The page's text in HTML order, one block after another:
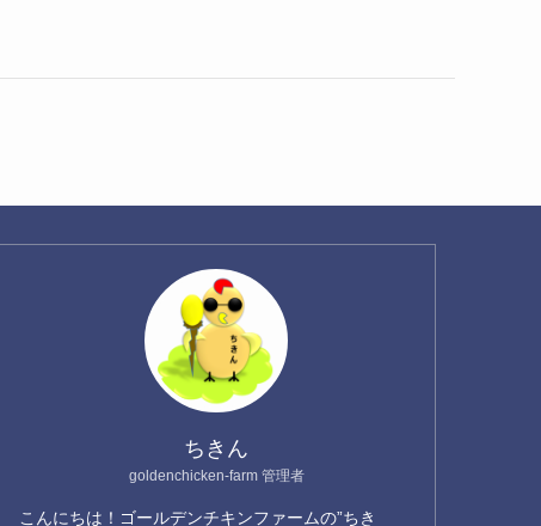
ちきん
goldenchicken-farm 管理者
こんにちは！ゴールデンチキンファームの”ちき